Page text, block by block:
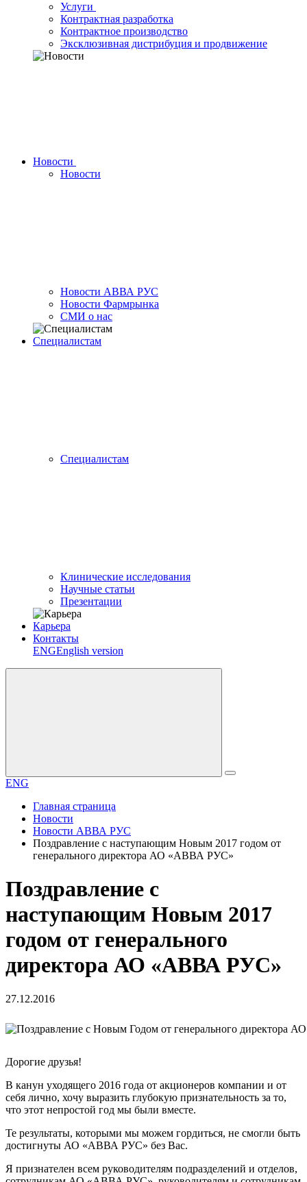
Услуги
Контрактная разработка
Контрактное производство
Эксклюзивная дистрибуция и продвижение
Новости
Новости
Новости АВВА РУС
Новости Фармрынка
СМИ о нас
Специалистам
Специалистам
Клинические исследования
Научные статьи
Презентации
Карьера
Контакты
ENGEnglish version
ENG
Главная страница
Новости
Новости АВВА РУС
Поздравление с наступающим Новым 2017 годом от
генерального директора АО «АВВА РУС»
Поздравление с
наступающим Новым 2017
годом от генерального
директора АО «АВВА РУС»
27.12.2016
Дорогие друзья!
В канун уходящего 2016 года от акционеров компании и от
себя лично, хочу выразить глубокую признательность за то,
что этот непростой год мы были вместе.
Те результаты, которыми мы можем гордиться, не смогли быть
достигнуты АО «АВВА РУС» без Вас.
Я признателен всем руководителям подразделений и отделов,